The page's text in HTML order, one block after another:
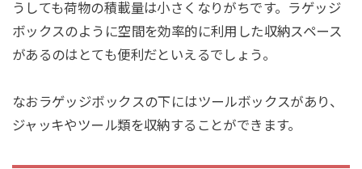
うしても荷物の積載量は小さくなりがちです。ラゲッジ
ボックスのように空間を効率的に利用した収納スペース
があるのはとても便利だといえるでしょう。
なおラゲッジボックスの下にはツールボックスがあり、
ジャッキやツール類を収納することができます。